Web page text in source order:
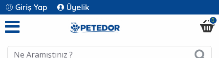
Giriş Yap Üyelik
0